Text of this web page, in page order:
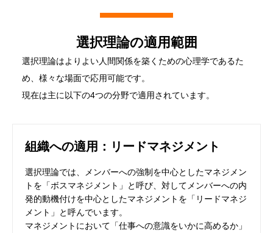
選択理論の適用範囲
選択理論はよりよい人間関係を築くための心理学であるた
め、様々な場面で応用可能です。
現在は主に以下の4つの分野で適用されています。
組織への適用：リードマネジメント
選択理論では、メンバーへの強制を中心としたマネジメン
トを「ボスマネジメント」と呼び、対してメンバーへの内
発的動機付けを中心としたマネジメントを「リードマネジ
メント」と呼んでいます。
マネジメントにおいて「仕事への意識をいかに高めるか」